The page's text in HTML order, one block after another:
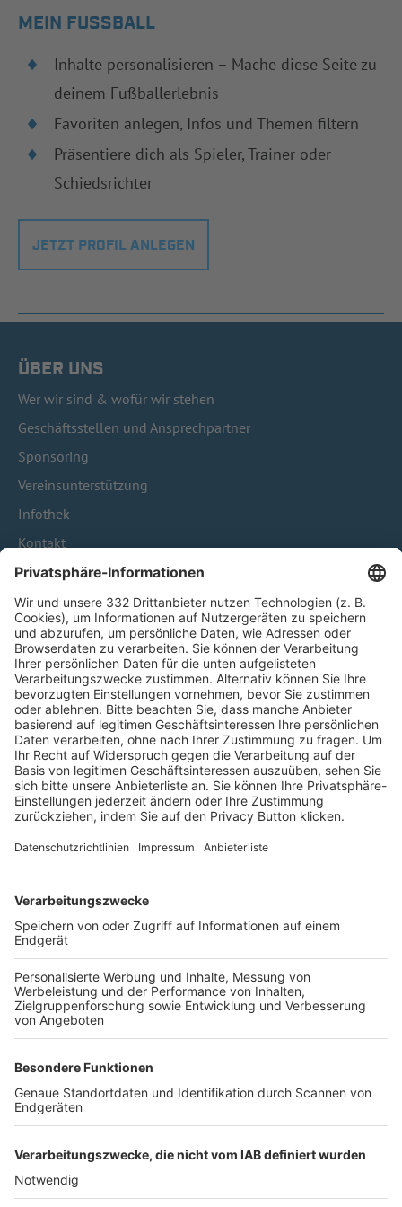
MEIN FUSSBALL
Inhalte personalisieren – Mache diese Seite zu
deinem Fußballerlebnis
Favoriten anlegen, Infos und Themen filtern
Präsentiere dich als Spieler, Trainer oder
Schiedsrichter
JETZT PROFIL ANLEGEN
ÜBER UNS
Wer wir sind & wofür wir stehen
Geschäftsstellen und Ansprechpartner
Sponsoring
Vereinsunterstützung
Infothek
Kontakt
HÄUFIG BESUCHTE SEITEN
Pässe und Vereinswechsel
Trainerausbildung
Schulungsangebot Vereinsmitarbeiter
BFV-Geschäftsstellen
Trainerbörse
Login SpielPlus
FOLGE DEM BFV
TOP-VEREINE
TOP-PARTNER